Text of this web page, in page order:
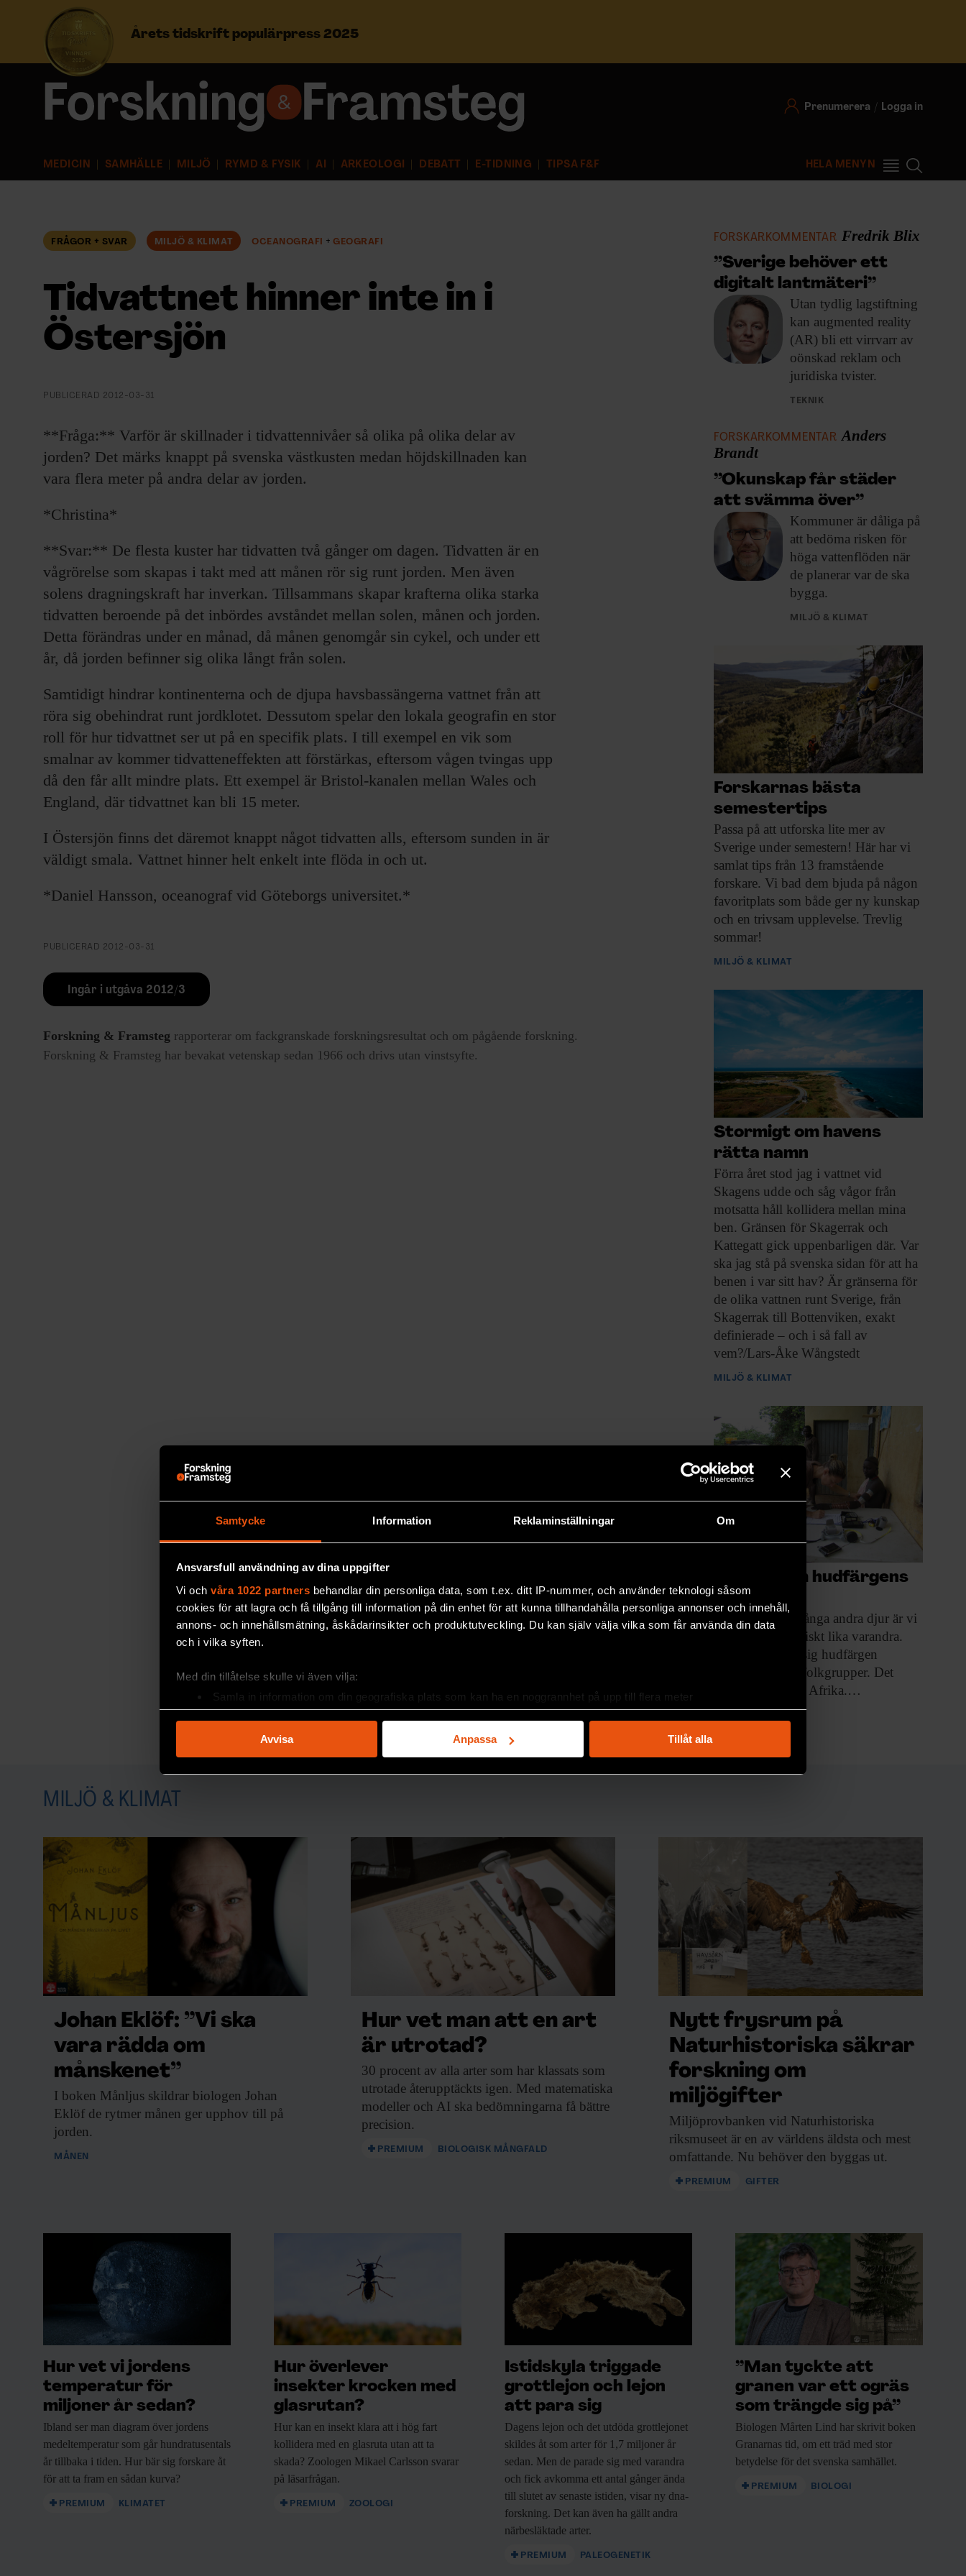
Samtycke Information Reklaminställningar Om
Ansvarsfull användning av dina uppgifter
Vi och våra 1022 partners behandlar din personliga data, som t.ex. ditt IP-nummer, och använder teknologi såsom
cookies för att lagra och få tillgång till information på din enhet för att kunna tillhandahålla personliga annonser och innehåll,
annons- och innehållsmätning, åskådarinsikter och produktutveckling. Du kan själv välja vilka som får använda din data
och i vilka syften.
Med din tillåtelse skulle vi även vilja:
Samla in information om din geografiska plats som kan ha en noggrannhet på upp till flera meter
Identifiera din enhet genom att aktivt skanna den för specifika kännetecken (fingeravtryck)
Ta reda på mer om hur dina personliga uppgifter behandlas och ställ in dina preferenser i
detaljsektionen. Du kan ändra
med annan information som du har tillhandahållit eller som de har samlat in när du har använt deras tjänster.
Avvisa Anpassa Tillåt alla
Årets tidskrift populärpress 2025
Prenumerera Logga in
MEDICIN SAMHÄLLE MILJÖ RYMD & FYSIK AI ARKEOLOGI DEBATT E-TIDNING TIPSA F&F HELA MENYN
r
Prenumerera
NYHETSBREV
ARKIV & E-TIDNING
LYSSNA/PODD
EVENEMANG & RESOR
SKRIV I F&F
PRENUMERERA PÅ F&F
OM F&F
FRÅGOR + SVAR MILJÖ & KLIMAT OCEANOGRAFI GEOGRAFI
Tidvattnet hinner inte in i
Östersjön
PUBLICERAD 2012-03-31
**Fråga:** Varför är skillnader i tidvattennivåer så olika på olika delar av
jorden? Det märks knappt på svenska västkusten medan höjdskillnaden kan
vara flera meter på andra delar av jorden.
*Christina*
**Svar:** De flesta kuster har tidvatten två gånger om dagen. Tidvatten är en
vågrörelse som skapas i takt med att månen rör sig runt jorden. Men även
solens dragningskraft har inverkan. Tillsammans skapar krafterna olika starka
tidvatten beroende på det inbördes avståndet mellan solen, månen och jorden.
Detta förändras under en månad, då månen genomgår sin cykel, och under ett
år, då jorden befinner sig olika långt från solen.
Samtidigt hindrar kontinenterna och de djupa havsbassängerna vattnet från att
röra sig obehindrat runt jordklotet. Dessutom spelar den lokala geografin en stor
roll för hur tidvattnet ser ut på en specifik plats. I till exempel en vik som
smalnar av kommer tidvatteneffekten att förstärkas, eftersom vågen tvingas upp
då den får allt mindre plats. Ett exempel är Bristol-kanalen mellan Wales och
England, där tidvattnet kan bli 15 meter.
I Östersjön finns det däremot knappt något tidvatten alls, eftersom sunden in är
väldigt smala. Vattnet hinner helt enkelt inte flöda in och ut.
*Daniel Hansson, oceanograf vid Göteborgs universitet.*
PUBLICERAD 2012-03-31
Ingår i utgåva 2012/3
Forskning & Framsteg rapporterar om fackgranskade forskningsresultat och om pågående forskning.
Forskning & Framsteg har bevakat vetenskap sedan 1966 och drivs utan vinstsyfte.
FORSKARKOMMENTAR Fredrik Blix
”Sverige behöver ett
digitalt lantmäteri”
Utan tydlig lagstiftning
kan augmented reality
(AR) bli ett virrvarr av
oönskad reklam och
juridiska tvister.
TEKNIK
FORSKARKOMMENTAR Anders
Brandt
”Okunskap får städer
att svämma över”
Kommuner är dåliga på
att bedöma risken för
höga vattenflöden när
de planerar var de ska
bygga.
MILJÖ & KLIMAT
Forskarnas bästa
semestertips
Passa på att utforska lite mer av
Sverige under semestern! Här har vi
samlat tips från 13 framstående
forskare. Vi bad dem bjuda på någon
favoritplats som både ger ny kunskap
och en trivsam upplevelse. Trevlig
sommar!
MILJÖ & KLIMAT
Stormigt om havens
rätta namn
Förra året stod jag i vattnet vid
Skagens udde och såg vågor från
motsatta håll kollidera mellan mina
ben. Gränsen för Skagerrak och
Kattegatt gick uppenbarligen där. Var
ska jag stå på svenska sidan för att ha
benen i var sitt hav? Är gränserna för
de olika vattnen runt Sverige, från
Skagerrak till Bottenviken, exakt
definierade – och i så fall av
vem?/Lars-Åke Wångstedt​
MILJÖ & KLIMAT
Nya rön om hudfärgens
utveckling
Jämfört med
många andra djur är vi
människor genetiskt lika varandra.
Trots det skiljer sig hudfärgen
markant mellan folkgrupper. Det
gäller även inom Afrika.…
MILJÖ & KLIMAT
Johan Eklöf: ”Vi ska
vara rädda om
månskenet”
I boken Månljus skildrar biologen Johan
Eklöf de rytmer månen ger upphov till på
jorden.
MÅNEN
Hur vet man att en art
är utrotad?
30 procent av alla arter som har klassats som
utrotade återupptäckts igen. Med matematiska
modeller och AI ska bedömningarna få bättre
precision.
PREMIUM BIOLOGISK MÅNGFALD
Nytt frysrum på
Naturhistoriska säkrar
forskning om
miljögifter
Miljöprovbanken vid Naturhistoriska
riksmuseet är en av världens äldsta och mest
omfattande. Nu behöver den byggas ut.
PREMIUM GIFTER
Hur vet vi jordens
temperatur för
miljoner år sedan?
Ibland ser man diagram över jordens
medeltemperatur som går hundratusentals
år tillbaka i tiden. Hur bär sig forskare åt
för att ta fram en sådan kurva?
PREMIUM KLIMATET
Hur överlever
insekter krocken med
glasrutan?
Hur kan en insekt klara att i hög fart
kollidera med en glasruta utan att ta
skada? Zoologen Mikael Carlsson svarar
på läsarfrågan.
PREMIUM ZOOLOGI
Istidskyla triggade
grottlejon och lejon
att para sig
Dagens lejon och det utdöda grottlejonet
skildes åt som arter för 1,7 miljoner år
sedan. Men de parade sig med varandra
och fick avkomma ett antal gånger ända
till slutet av senaste istiden, visar ny dna-
forskning. Det kan även ha gällt andra
närbesläktade arter.
PREMIUM PALEOGENETIK
”Man tyckte att
granen var ett ogräs
som trängde sig på”
Biologen Mårten Lind har skrivit boken
Granarnas tid, om ett träd med stor
betydelse för det svenska samhället.
PREMIUM BIOLOGI